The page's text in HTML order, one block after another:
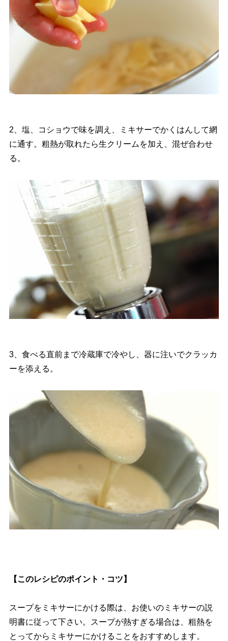
2、塩、コショウで味を調え、ミキサーでかくはんして網
に通す。粗熱が取れたら生クリームを加え、混ぜ合わせ
る。
3、食べる直前まで冷蔵庫で冷やし、器に注いでクラッカ
ーを添える。
【このレシピのポイント・コツ】
スープをミキサーにかける際は、お使いのミキサーの説
明書に従って下さい。スープが熱すぎる場合は、粗熱を
とってからミキサーにかけることをおすすめします。